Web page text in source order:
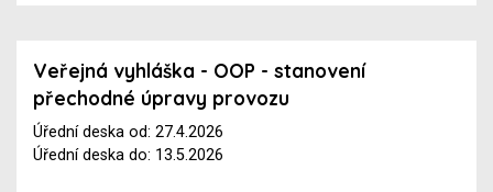
Veřejná vyhláška - OOP - stanovení
přechodné úpravy provozu
Úřední deska od: 27.4.2026
Úřední deska do: 13.5.2026